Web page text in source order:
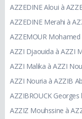
AZZEDINE Aloui à
AZZEDINE Merahi à
AZZEMOUR
AZZI Djaouida à AZZI
AZZI Malika à AZZI
AZZI Nouria à AZZIB
AZZIBROUCK
AZZIZ Mouhssine à